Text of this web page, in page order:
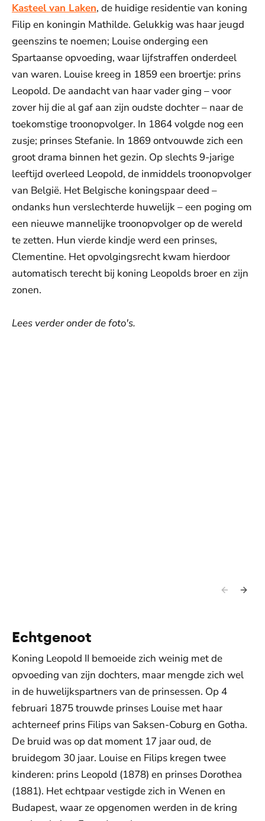
Kasteel van Laken, de huidige residentie van koning
Filip en koningin Mathilde. Gelukkig was haar jeugd
geenszins te noemen; Louise onderging een
Spartaanse opvoeding, waar lijfstraffen onderdeel
van waren. Louise kreeg in 1859 een broertje: prins
Leopold. De aandacht van haar vader ging – voor
zover hij die al gaf aan zijn oudste dochter – naar de
toekomstige troonopvolger. In 1864 volgde nog een
zusje; prinses Stefanie. In 1869 ontvouwde zich een
groot drama binnen het gezin. Op slechts 9-jarige
leeftijd overleed Leopold, de inmiddels troonopvolger
van België. Het Belgische koningspaar deed –
ondanks hun verslechterde huwelijk – een poging om
een nieuwe mannelijke troonopvolger op de wereld
te zetten. Hun vierde kindje werd een prinses,
Clementine. Het opvolgingsrecht kwam hierdoor
automatisch terecht bij koning Leopolds broer en zijn
zonen.
Lees verder onder de foto's.
Echtgenoot
Koning Leopold II bemoeide zich weinig met de
opvoeding van zijn dochters, maar mengde zich wel
in de huwelijkspartners van de prinsessen. Op 4
februari 1875 trouwde prinses Louise met haar
achterneef prins Filips van Saksen-Coburg en Gotha.
De bruid was op dat moment 17 jaar oud, de
bruidegom 30 jaar. Louise en Filips kregen twee
kinderen: prins Leopold (1878) en prinses Dorothea
(1881). Het echtpaar vestigde zich in Wenen en
Budapest, waar ze opgenomen werden in de kring